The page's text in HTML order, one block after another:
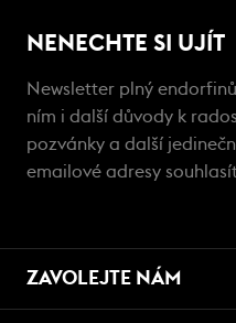
NENECHTE SI UJÍT
Newsletter plný
ním i další důvody k
pozvánky a další
emailové adresy
ZAVOLEJTE NÁM